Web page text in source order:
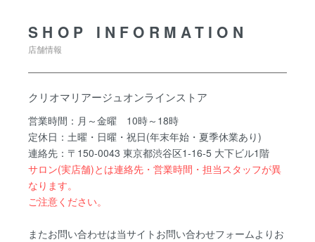
SHOP INFORMATION
店舗情報
クリオマリアージュオンラインストア
営業時間：月～金曜 10時～18時
定休日：土曜・日曜・祝日(年末年始・夏季休業あり)
連絡先：〒150-0043 東京都渋谷区1-16-5 大下ビル1階
サロン(実店舗)とは連絡先・営業時間・担当スタッフが異
なります。
ご注意ください。
またお問い合わせは当サイトお問い合わせフォームよりお